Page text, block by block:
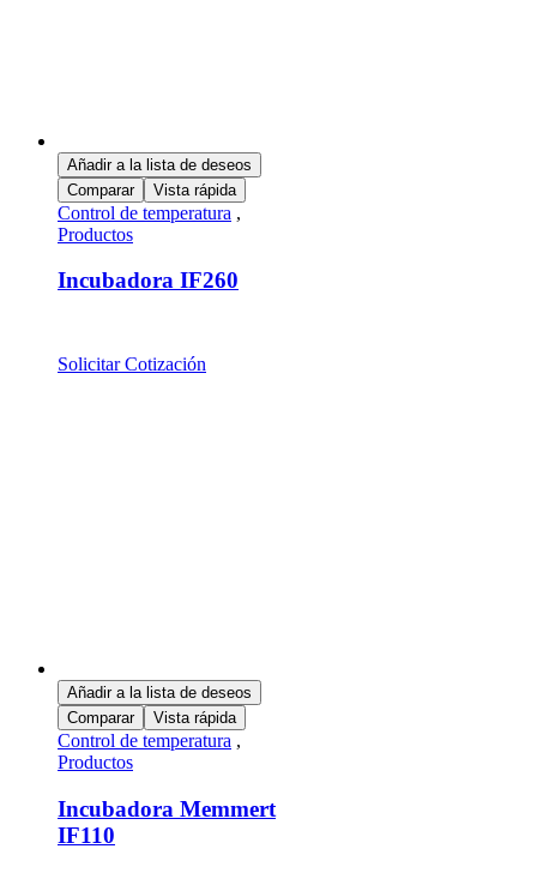
Añadir a la lista de deseos
Comparar
Vista rápida
Control de temperatura ,
Productos
Incubadora IF260
Solicitar Cotización
Añadir a la lista de deseos
Comparar
Vista rápida
Control de temperatura ,
Productos
Incubadora Memmert
IF110